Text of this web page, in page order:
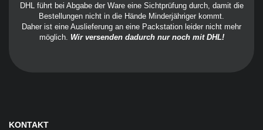
DHL führt bei Abgabe der Ware eine Sichtprüfung durch, damit die
Bestellungen nicht in die Hände Minderjähriger kommt.
Daher ist eine Auslieferung an eine Packstation leider nicht mehr
möglich. Wir versenden dadurch nur noch mit DHL!
KONTAKT